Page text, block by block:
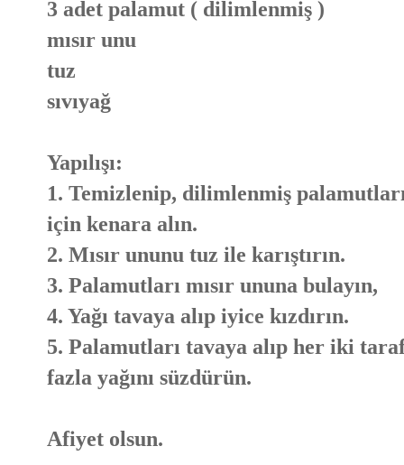
3 adet palamut ( dilimlenmiş )
mısır unu
tuz
sıvıyağ
Yapılışı:
1. Temizlenip, dilimlenmiş
için kenara alın.
2. Mısır ununu tuz ile karıştırın.
3. Palamutları mısır ununa bulayın,
4. Yağı tavaya alıp iyice kızdırın.
5. Palamutları tavaya alıp her iki
fazla yağını süzdürün.
Afiyet olsun.